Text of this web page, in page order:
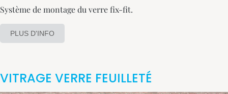
Système de montage du verre fix-fit.
PLUS D'INFO
VITRAGE VERRE FEUILLETÉ